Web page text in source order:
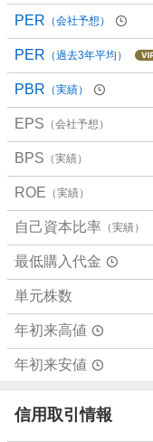
%
、
様
子
見
0
、
売
り
た
い
0
%
、
強
く
売
り
た
い
PER （会社予想）
PER （過去3年平均）
PBR （実績）
EPS （会社予想）
BPS （実績）
ROE （実績）
自己資本比率 （実績）
最低購入代金
単元株数
年初来高値
年初来安値
信用取引情報